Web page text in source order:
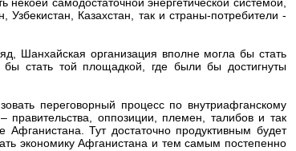
Казахстан, так и страны-потребители -
Шанхайская организация вполне могла бы стать
стать той площадкой, где были бы достигнуты
переговорный процесс по внутриафганскому
правительства, оппозиции, племен, талибов и так
Тут достаточно продуктивным будет
экономику Афганистана и тем самым постепенно